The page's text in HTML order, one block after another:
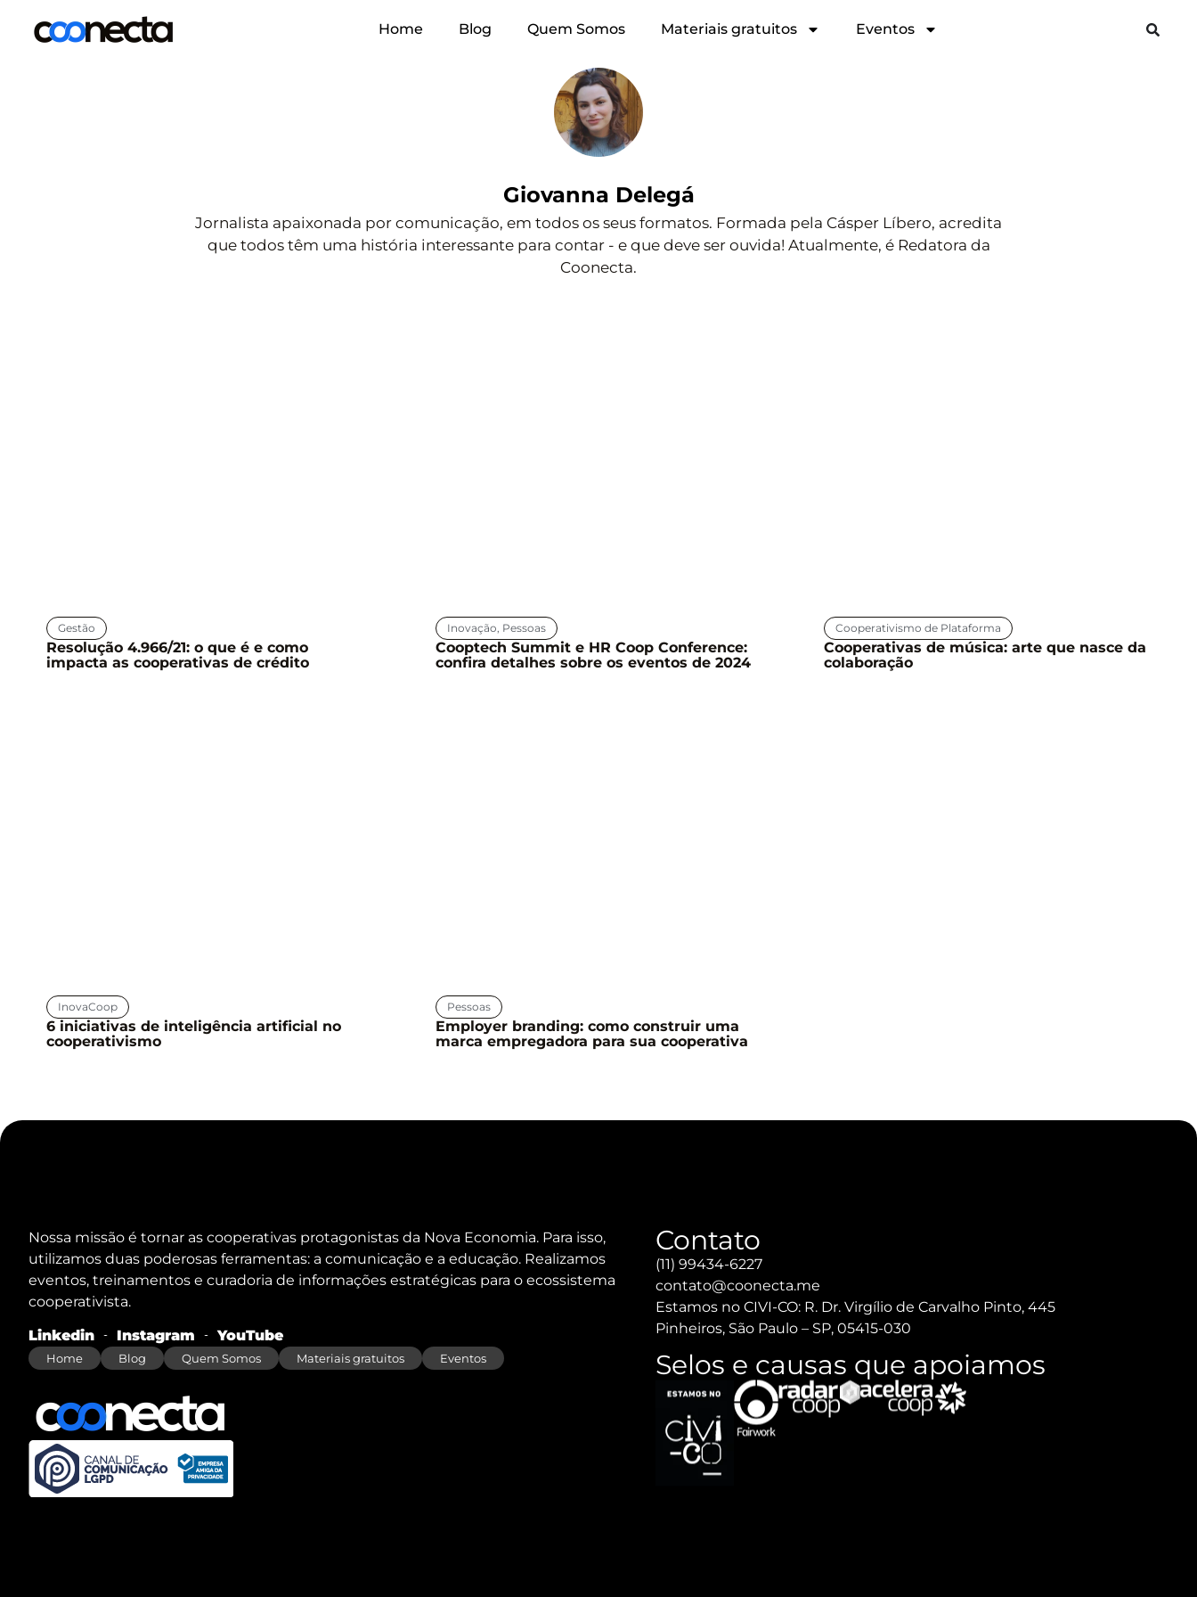
Home Blog Quem Somos Materiais gratuitos Eventos
Giovanna Delegá
Jornalista apaixonada por comunicação, em todos os seus formatos. Formada pela Cásper Líbero, acredita
que todos têm uma história interessante para contar - e que deve ser ouvida! Atualmente, é Redatora da
Coonecta.
Gestão
Resolução 4.966/21: o que é e como
impacta as cooperativas de crédito
Inovação Pessoas
Cooptech Summit e HR Coop Conference:
confira detalhes sobre os eventos de 2024
Cooperativismo de Plataforma
Cooperativas de música: arte que nasce da
colaboração
InovaCoop
6 iniciativas de inteligência artificial no
cooperativismo
Pessoas
Employer branding: como construir uma
marca empregadora para sua cooperativa
Nossa missão é tornar as cooperativas protagonistas da Nova Economia. Para isso,
utilizamos duas poderosas ferramentas: a comunicação e a educação. Realizamos
eventos, treinamentos e curadoria de informações estratégicas para o ecossistema
cooperativista.
Linkedin Instagram YouTube
Home Blog Quem Somos Materiais gratuitos Eventos
Contato
(11) 99434-6227
contato@coonecta.me
Estamos no CIVI-CO: R. Dr. Virgílio de Carvalho Pinto, 445
Pinheiros, São Paulo – SP, 05415-030
Selos e causas que apoiamos